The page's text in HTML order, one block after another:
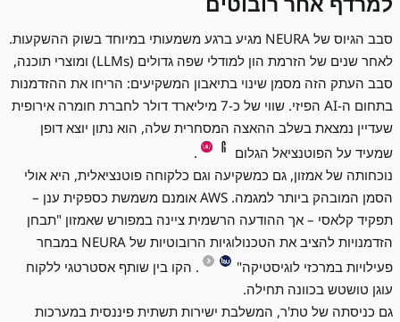
סבב הגיוס של NEURA מגיע ברגע משמעותי במיוחד בשוק ההשקעות.
לאחר שנים של הזרמת הון למודלי שפה גדולים (LLMs) ומוצרי תוכנה,
סבב העתק הזה מסמן שינוי בתיאבון המשקיעים: הריחו את ההזדמנות
בתחום ה-AI הפיזי. שווי של כ-7 מיליארד דולר לחברת חומרה אירופית
שעדיין נמצאת בשלב ההאצה המסחרית שלה, הוא נתון יוצא דופן
שמעיד על הפוטנציאל הגלום
.
נוכחותה של אמזון, גם כמשקיעה וגם כלקוחה פוטנציאלית, היא אולי
הסמן המובהק ביותר למגמה. AWS אומנם משמשת כספקית ענן –
תפקיד קלאסי – אך ההודעה הרשמית ציינה במפורש שאמזון "תבחן
הזדמנויות להציב את הטכנולוגיות הרובוטיות של NEURA במבחר
פעילויות במרכזי לוגיסטיקה"
. הקו בין שותף אסטרטגי ללקוח
עוגן טושטש בכוונה תחילה.
גם כניסתה של טת'ר, המשלבת ישירות תשתית פיננסית במערכות